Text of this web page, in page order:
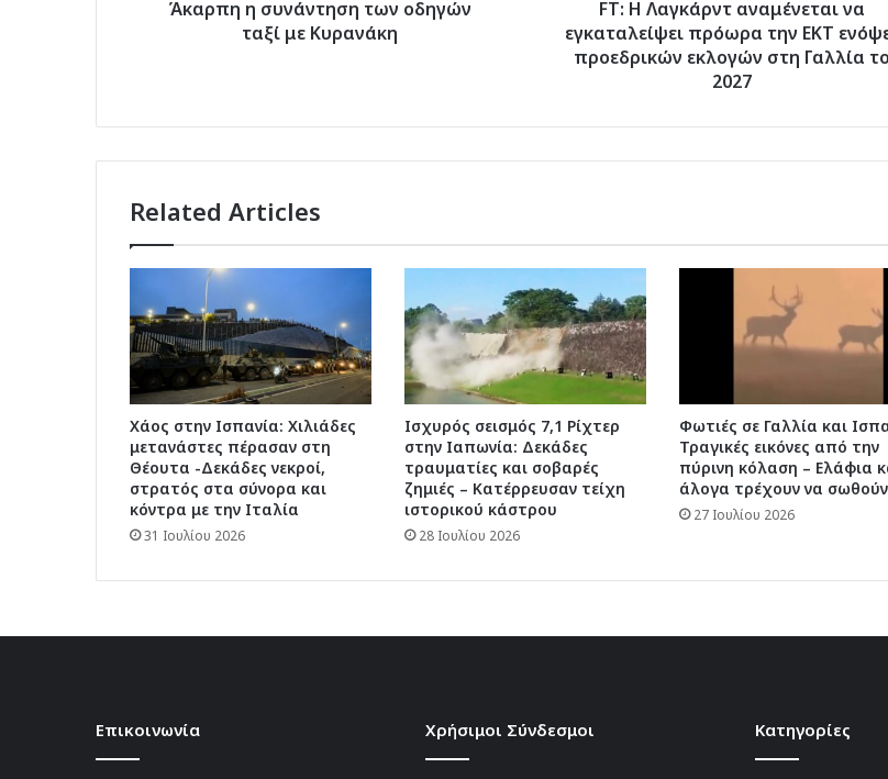
Άκαρπη η συνάντηση των οδηγών
ταξί με Κυρανάκη
προεδρικών
εκλογών
FT: Η Λαγκάρντ αναμένεται να
εγκαταλείψει πρόωρα την ΕΚΤ
προεδρικών εκλογών στη Γαλλία το
2027
Related Articles
Χάος στην Ισπανία: Χιλιάδες
μετανάστες πέρασαν στη
Θέουτα -Δεκάδες νεκροί,
στρατός στα σύνορα και
κόντρα με την Ιταλία
31 Ιουλίου 2026
Ισχυρός σεισμός 7,1 Ρίχτερ
στην Ιαπωνία: Δεκάδες
τραυματίες και σοβαρές
ζημιές – Κατέρρευσαν τείχη
ιστορικού κάστρου
28 Ιουλίου 2026
Φωτιές σε Γαλλία και
Τραγικές εικόνες από την
πύρινη κόλαση – Ελάφια
άλογα τρέχουν να σωθούν
27 Ιουλίου 2026
Επικοινωνία Χρήσιμοι Σύνδεσμοι Kατηγορίες